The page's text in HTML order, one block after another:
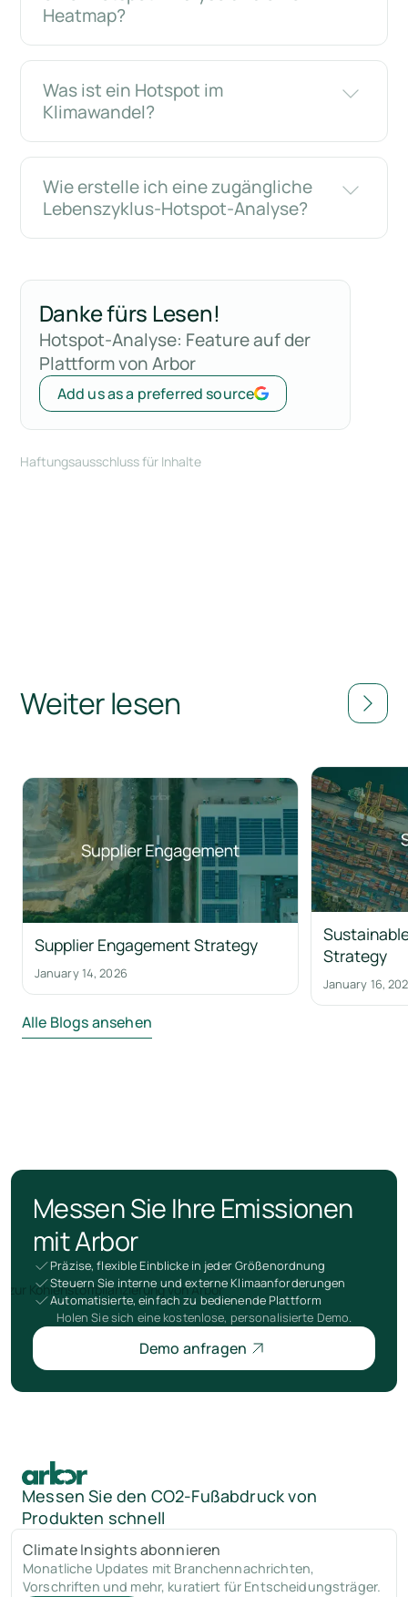
Heatmap?
Was ist ein Hotspot im
Klimawandel?
Wie erstelle ich eine zugängliche
Lebenszyklus-Hotspot-Analyse?
Danke fürs Lesen!
Hotspot-Analyse: Feature auf der
Plattform von Arbor
Add us as a preferred source
Haftungsausschluss für Inhalte
Weiter lesen
Supplier Engagement Strategy
January 14, 2026
Strategy
January 16,
Alle Blogs ansehen
Messen Sie Ihre Emissionen
mit Arbor
Präzise, flexible Einblicke in jeder Größenordnung
Steuern Sie interne und externe Klimaanforderungen
Automatisierte, einfach zu bedienende Plattform
Holen Sie sich eine kostenlose, personalisierte Demo.
Demo anfragen
Messen Sie den CO2-Fußabdruck von
Produkten schnell
Climate Insights abonnieren
Monatliche Updates mit Branchennachrichten,
Vorschriften und mehr, kuratiert für Entscheidungsträger.